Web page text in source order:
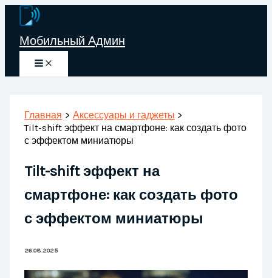
Перейти
содержимому
Мобильный Админ
Главная
Аксессуары и гаджеты
Tilt-shift эффект на смартфоне: как создать фото
с эффектом миниатюры
Tilt-shift эффект на
смартфоне: как создать фото
с эффектом миниатюры
26.08.2025